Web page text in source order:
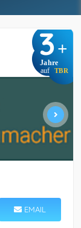
3+
Jahre
auf TBR
EMAIL